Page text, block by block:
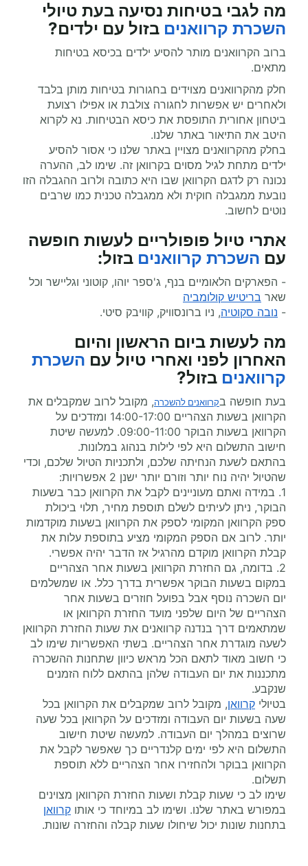
מה לגבי בטיחות נסיעה בעת טיולי
השכרת קרוואנים בזול עם ילדים?
ברוב הקרוואנים מותר להסיע ילדים בכיסא בטיחות
מתאים.
חלק מהקרוואנים מצוידים בחגורות בטיחות מותן בלבד
ולאחרים יש אפשרות לחגורה צולבת או אפילו רצועת
ביטחון אחורית התופסת את כיסא הבטיחות. נא לקרוא
היטב את התיאור באתר שלנו.
בחלק מהקרוואנים מצויין באתר שלנו כי אסור להסיע
ילדים מתחת לגיל מסוים בקרוואן זה. שימו לב, ההערה
נכונה רק לדגם הקרוואן שבו היא כתובה ולרוב ההגבלה הזו
נובעת ממגבלה חוקית ולא ממגבלה טכנית כמו שרבים
נוטים לחשוב.
אתרי טיול פופולריים לעשות חופשה
עם השכרת קרוואנים בזול:
- הפארקים הלאומיים בנף, ג'ספר יוהו, קוטוני וגליישר וכל
שאר בריטיש קולומביה
- נובה סקוטיה, ניו ברונסוויק, קוויבק סיטי.
מה לעשות ביום הראשון והיום
האחרון לפני ואחרי טיול עם השכרת
קרוואנים בזול?
בעת חופשה בקרוואנים להשכרה, מקובל לרוב שמקבלים את
הקרוואן בשעות הצהריים 14:00-17:00 ומזדכים על
הקרוואן בשעות הבוקר 09:00-11:00. למעשה שיטת
חישוב התשלום היא לפי לילות בנהוג במלונות.
בהתאם לשעת הנחיתה שלכם, ולתכניות הטיול שלכם, וכדי
שהטיול יהיה נוח יותר וזורם יותר ישנן 2 אפשרויות:
1. במידה ואתם מעוניינים לקבל את הקרוואן כבר בשעות
הבוקר, ניתן לעיתים לשלם תוספת מחיר, תלוי ביכולת
ספק הקרוואן המקומי לספק את הקרוואן בשעות מוקדמות
יותר. לרוב אם הספק המקומי מציע בתוספת עלות את
קבלת הקרוואן מוקדם מהרגיל אז הדבר יהיה אפשרי.
2. בדומה, גם החזרת הקרוואן בשעות אחר הצהריים
במקום בשעות הבוקר אפשרית בדרך כלל. או שמשלמים
יום השכרה נוסף אבל בפועל חוזרים בשעות אחר
הצהריים של היום שלפני מועד החזרת הקרוואן או
שמתאמים דרך בנדנה קרוואנים את שעות החזרת הקרוואן
לשעה מוגדרת אחר הצהריים. בשתי האפשריות שימו לב
כי חשוב מאוד לתאם הכל מראש כיוון שתחנות ההשכרה
מתכננות את יום העבודה שלהן בהתאם ללוח הזמנים
שנקבע.
בטיולי קרוואן, מקובל לרוב שמקבלים את הקרוואן בכל
שעה בשעות יום העבודה ומזדכים על הקרוואן בכל שעה
שרוצים במהלך יום העבודה. למעשה שיטת חישוב
התשלום היא לפי ימים קלנדריים כך שאפשר לקבל את
הקרוואן בבוקר ולהחזירו אחר הצהריים ללא תוספת
תשלום.
שימו לב כי שעות קבלת ושעות החזרת הקרוואן מצוינים
במפורש באתר שלנו. ושימו לב במיוחד כי אותו קרוואן
בתחנות שונות יכול שיחולו שעות קבלה והחזרה שונות.